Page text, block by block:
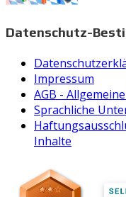
Datenschutz-
Impressum
AGB -
Sprachliche
Inhalte